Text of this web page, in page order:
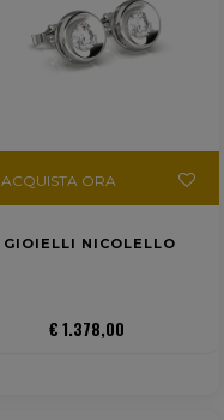
ACQUISTA ORA
GIOIELLI NICOLELLO
€ 1.378,00